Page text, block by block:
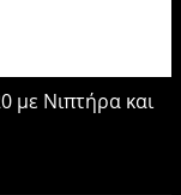
με Νιπτήρα και